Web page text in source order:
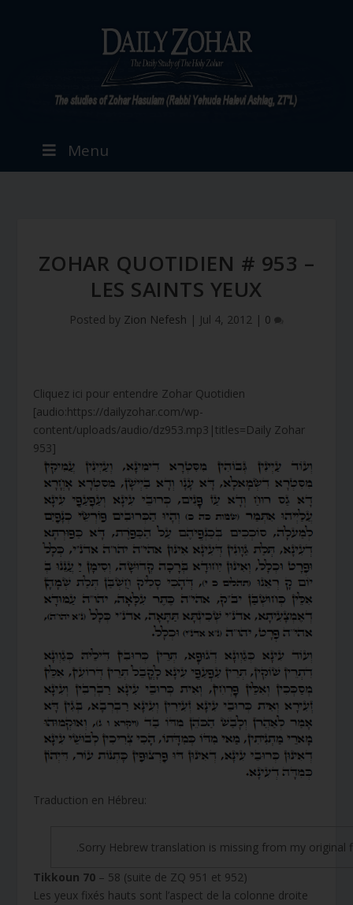
Menu
ZOHAR QUOTIDIEN # 953 –
LES SAINTS YEUX
Posted by Zion Nefesh | Jul 4, 2012 | 0
Cliquez ici pour entendre Zohar Quotidien
[audio:https://dailyzohar.com/wp-
content/uploads/audio/dz953.mp3|titles=Daily Zohar
953]
Traduction en Hébreu:
Sorry Hebrew translation is missing from my original
Tikkoun 70 – 58 (suite de ZQ 951 et 952)
Les yeux fixés hauts sont l’aspect de la colonne droite